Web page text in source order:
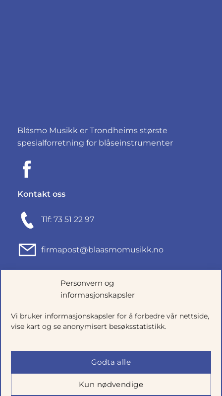
Personvern og
informasjonskapsler
Vi bruker informasjonskapsler for å forbedre vår nettside,
vise kart og se anonymisert besøksstatistikk.
Godta alle
Kun nødvendige
Blåsmo Musikk er Trondheims største
spesialforretning for blåseinstrumenter
Kontakt oss
Tlf: 73 51 22 97
firmapost@blaasmomusikk.no
Fjordgata 46, 7010 TRONDHEIM